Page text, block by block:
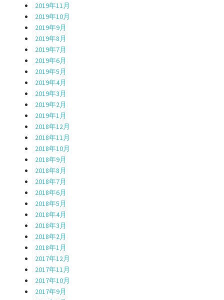
2019年11月
2019年10月
2019年9月
2019年8月
2019年7月
2019年6月
2019年5月
2019年4月
2019年3月
2019年2月
2019年1月
2018年12月
2018年11月
2018年10月
2018年9月
2018年8月
2018年7月
2018年6月
2018年5月
2018年4月
2018年3月
2018年2月
2018年1月
2017年12月
2017年11月
2017年10月
2017年9月